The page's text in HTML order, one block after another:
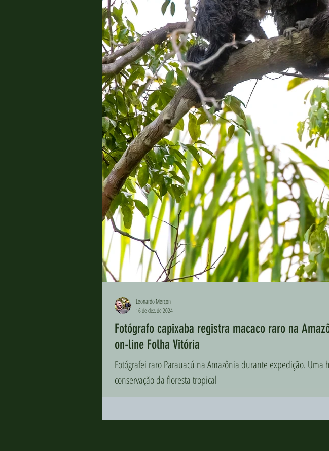
Fotógrafo capixaba registra macaco raro na
on-line Folha Vitória
Fotógrafei raro Parauacú na Amazônia durante expedição.
conservação da floresta tropical
Leonardo Merçon
16 de dez. de 2024